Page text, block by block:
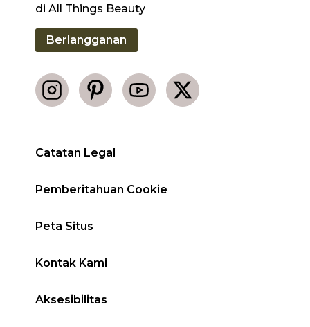
Catatan Legal
Pemberitahuan Cookie
Peta Situs
Kontak Kami
Aksesibilitas
di All Things Beauty
Berlangganan